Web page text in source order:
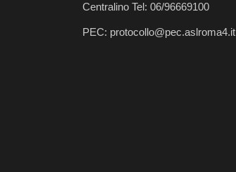
Centralino Tel: 06/96669100
PEC: protocollo@pec.aslroma4.it